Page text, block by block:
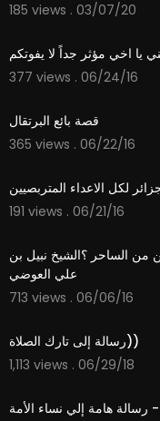
185 views . 03/07/20
377 views . 06/24/16
قصة بائع البرتقال
365 views . 06/22/16
لكل الاعداء المتربصيين
191 views . 06/21/16
من الساحر ؟الشيخ نبيل بن
علي العوضي
713 views . 06/06/16
رسالة إلى تارك الصلاة))
1,113 views . 06/29/18
- رسالة هامة إلي نساء الأمة